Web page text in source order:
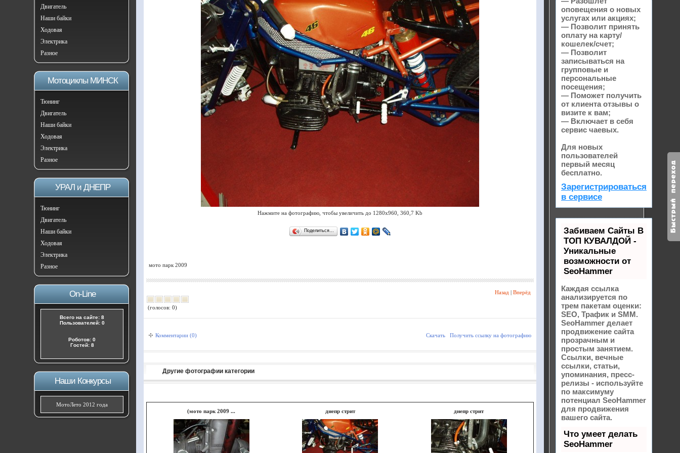
Двигатель
Наши байки
Ходовая
Электрика
Разное
Мотоциклы МИНСК
Тюнинг
Двигатель
Наши байки
Ходовая
Электрика
Разное
УРАЛ и ДНЕПР
Тюнинг
Двигатель
Наши байки
Ходовая
Электрика
Разное
On-Line
Всего на сайте: 8
Пользователей: 0
Роботов: 0
Гостей: 8
Наши Конкурсы
МотоЛето 2012 года
Нажмите на фотографию, чтобы увеличить до 1280x960, 360,7 Kb
Поделиться…
мото парк 2009
(голосов: 0)
Назад | Вперёд
Комментарии (0) Скачать Получить ссылку на фотографию
Другие фотографии категории
(мото парк 2009 ... днепр стрит днепр стрит
оповещения о новых
услугах или акциях;
— Позволит принять
оплату на карту/
кошелек/счет;
— Позволит
записываться на
групповые и
персональные
посещения;
— Поможет получить
от клиента отзывы о
визите к вам;
— Включает в себя
сервис чаевых.
Для новых
пользователей
первый месяц
бесплатно.
Зарегистрироваться
в сервисе
Забиваем Сайты В
ТОП КУВАЛДОЙ -
Уникальные
возможности от
SeoHammer
Каждая ссылка
анализируется по
трем пакетам оценки:
SEO, Трафик и SMM.
SeoHammer делает
продвижение сайта
прозрачным и
простым занятием.
Ссылки, вечные
ссылки, статьи,
упоминания, пресс-
релизы - используйте
по максимуму
потенциал SeoHammer
для продвижения
вашего сайта.
Что умеет делать
SeoHammer